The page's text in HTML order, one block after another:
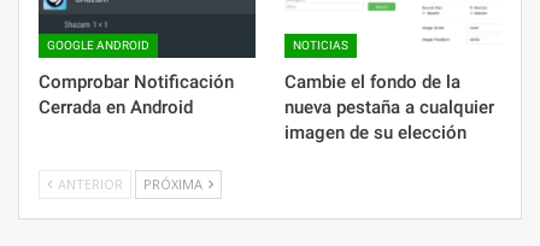
GOOGLE ANDROID
Comprobar Notificación
Cerrada en Android
NOTICIAS
Cambie el fondo de la
nueva pestaña a cualquier
imagen de su elección
ANTERIOR PRÓXIMA